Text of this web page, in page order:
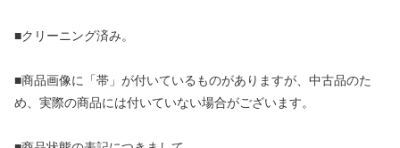
■クリーニング済み。
■商品画像に「帯」が付いているものがありますが、中古品のた
め、実際の商品には付いていない場合がございます。